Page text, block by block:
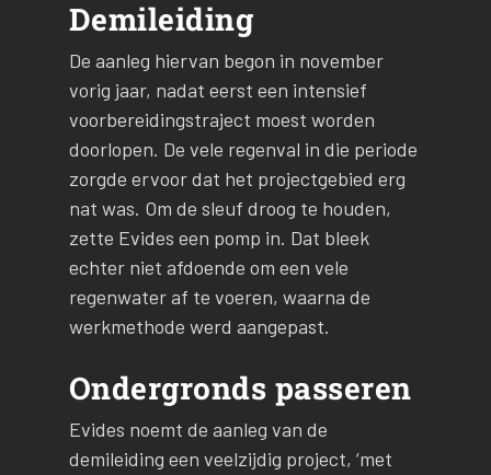
Demileiding
De aanleg hiervan begon in november
vorig jaar, nadat eerst een intensief
voorbereidingstraject moest worden
doorlopen. De vele regenval in die periode
zorgde ervoor dat het projectgebied erg
nat was. Om de sleuf droog te houden,
zette Evides een pomp in. Dat bleek
echter niet afdoende om een vele
regenwater af te voeren, waarna de
werkmethode werd aangepast.
Ondergronds passeren
Evides noemt de aanleg van de
demileiding een veelzijdig project, ‘met